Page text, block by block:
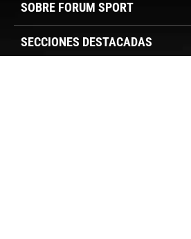
SOBRE FORUM SPORT
SECCIONES DESTACADAS